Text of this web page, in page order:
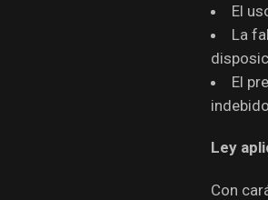
El
La
El
Ley
Con